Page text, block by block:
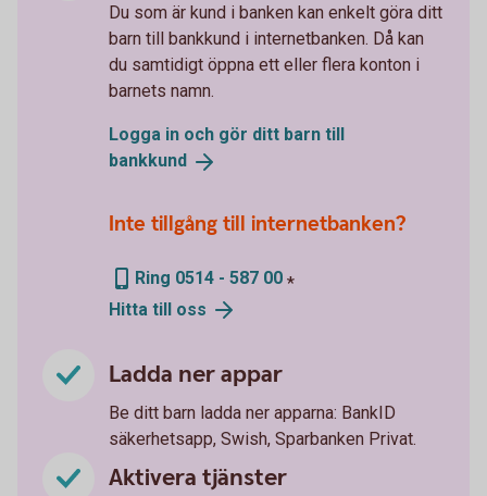
Du som är kund i banken kan enkelt göra ditt
barn till bankkund i internetbanken. Då kan
du samtidigt öppna ett eller flera konton i
barnets namn.
Logga in och gör ditt barn till
bankkund
Inte tillgång till internetbanken?
Ring 0514 - 587 00 *
Hitta till oss
Ladda ner appar
Be ditt barn ladda ner apparna: BankID
säkerhetsapp, Swish, Sparbanken Privat.
Aktivera tjänster